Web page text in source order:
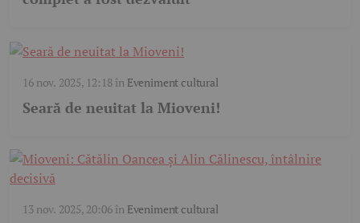
16 nov. 2025, 12:18în Eveniment cultural
Seară de neuitat la Mioveni!
13 nov. 2025, 20:06în Eveniment cultural